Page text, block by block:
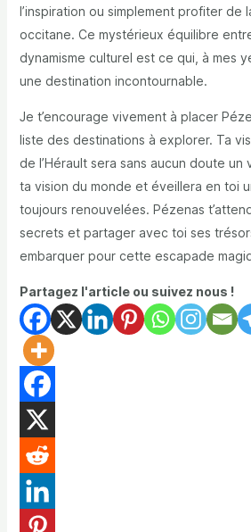
l’inspiration ou simplement profiter de
occitane. Ce mystérieux équilibre
dynamisme culturel est ce qui, à mes
une destination incontournable.
Je t’encourage vivement à placer
liste des destinations à explorer. Ta
de l’Hérault sera sans aucun doute un
ta vision du monde et éveillera en toi
toujours renouvelées. Pézenas
secrets et partager avec toi ses
embarquer pour cette escapade
Partagez l'article ou suivez nous !